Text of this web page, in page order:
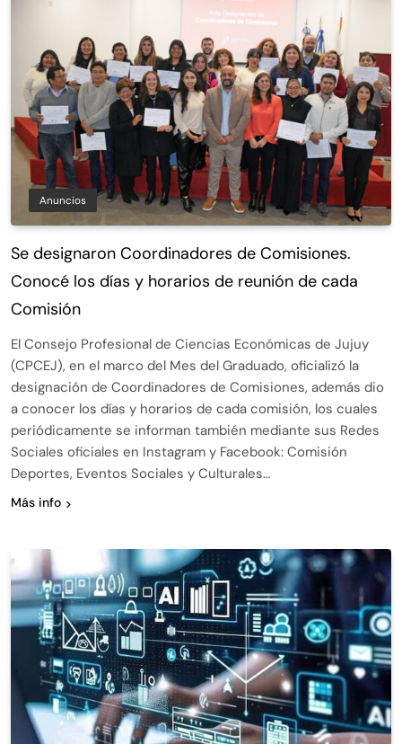
Anuncios
Se designaron Coordinadores de Comisiones.
Conocé los días y horarios de reunión de cada
Comisión
El Consejo Profesional de Ciencias Económicas de Jujuy
(CPCEJ), en el marco del Mes del Graduado, oficializó la
designación de Coordinadores de Comisiones, además dio
a conocer los días y horarios de cada comisión, los cuales
periódicamente se informan también mediante sus Redes
Sociales oficiales en Instagram y Facebook: Comisión
Deportes, Eventos Sociales y Culturales…
Más info